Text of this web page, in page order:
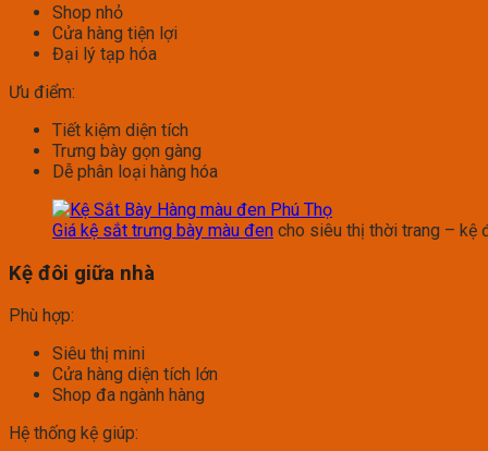
Shop nhỏ
Cửa hàng tiện lợi
Đại lý tạp hóa
Ưu điểm:
Tiết kiệm diện tích
Trưng bày gọn gàng
Dễ phân loại hàng hóa
Giá kệ sắt trưng bày màu đen cho siêu thị thời trang – kệ
Kệ đôi giữa nhà
Phù hợp:
Siêu thị mini
Cửa hàng diện tích lớn
Shop đa ngành hàng
Hệ thống kệ giúp: